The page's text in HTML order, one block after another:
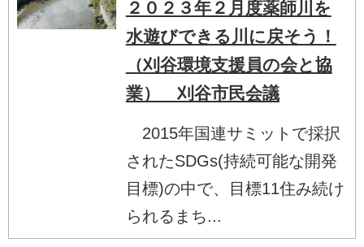
２０２３年２月度薬師川を
水遊びできる川に戻そう！
（刈谷環境支援員の会と協
業） 刈谷市民会議
2015年国連サミットで採択
されたSDGs(持続可能な開発
目標)の中で、目標11住み続け
られるまち...